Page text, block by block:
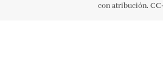
con atribución.